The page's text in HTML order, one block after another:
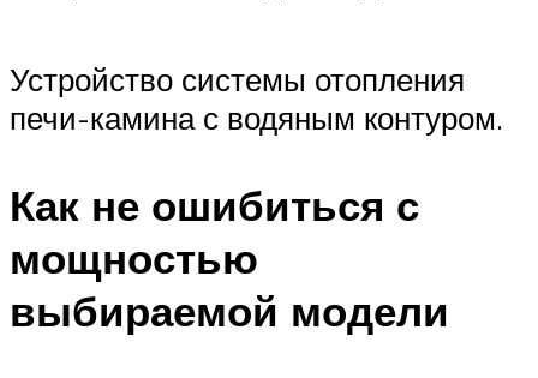
Устройство системы отопления
печи-камина с водяным контуром.
Как не ошибиться с
мощностью
выбираемой модели